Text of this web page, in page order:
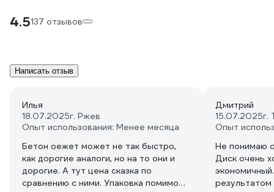
4.5137 отзывов
Написать отзыв
Илья
18.07.2025г. Ржев
Опыт использования: Менее месяца
Бетон оежет может не так быстро,
как дорогие аналоги, но на то они и
дорогие. А тут цена сказка по
сравнению с ними. Упаковка помимо
Дмитрий
15.07.2025г.
Опыт
Не понимаю
Диск очень